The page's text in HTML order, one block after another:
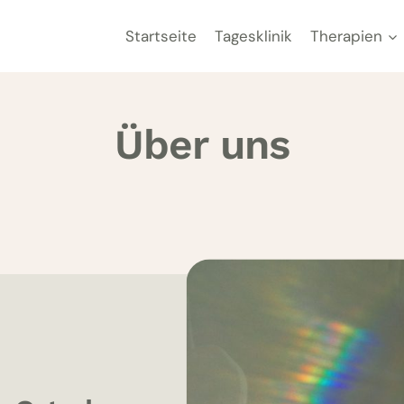
Startseite Tagesklinik Therapien
Über uns